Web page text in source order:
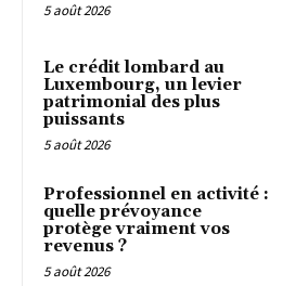
5 août 2026
Le crédit lombard au
Luxembourg, un levier
patrimonial des plus
puissants
5 août 2026
Professionnel en activité :
quelle prévoyance
protège vraiment vos
revenus ?
5 août 2026